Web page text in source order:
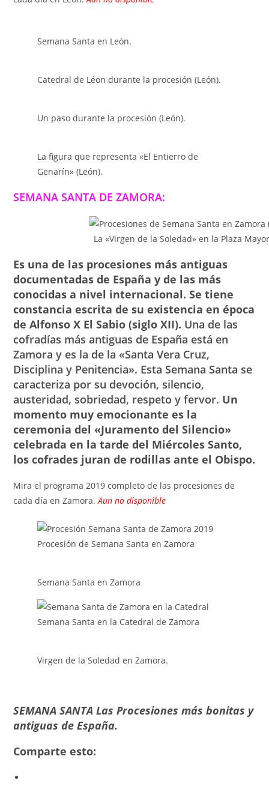
Semana Santa en León.
Catedral de Léon durante la procesión (León).
Un paso durante la procesión (León).
La figura que representa «El Entierro de
Genarín» (León).
SEMANA SANTA DE ZAMORA:
La «Virgen de la Soledad» en la Plaza
Es una de las procesiones más antiguas
documentadas de España y de las más
conocidas a nivel internacional. Se tiene
constancia escrita de su existencia en época
de Alfonso X El Sabio (siglo XII). Una de las
cofradías más antiguas de España está en
Zamora y es la de la «Santa Vera Cruz,
Disciplina y Penitencia». Esta Semana Santa se
caracteriza por su devoción, silencio,
austeridad, sobriedad, respeto y fervor. Un
momento muy emocionante es la
ceremonia del «Juramento del Silencio»
celebrada en la tarde del Miércoles Santo,
los cofrades juran de rodillas ante el Obispo.
Mira el programa 2019 completo de las procesiones de
cada día en Zamora.Aun no disponible
Procesión de Semana Santa en Zamora
Semana Santa en Zamora
Semana Santa en la Catedral de Zamora
Virgen de la Soledad en Zamora.
SEMANA SANTA Las Procesiones más bonitas y
antiguas de España.
Comparte esto: